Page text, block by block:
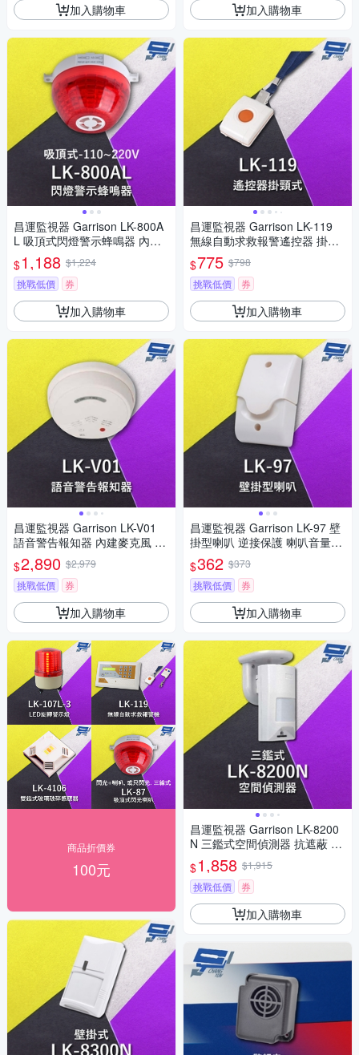
加入購物車
昌運監視器 Garrison LK-800A
L 吸頂式閃燈警示蜂鳴器 內建
蜂鳴器 360度可視角度 逆接保
護 110~220V
$1,188 $1,224
挑戰低價
券
加入購物車
昌運監視器 Garrison LK-V01
語音警告報知器 內建麥克風 放
大器 可錄音 4種警報音效
$2,890 $2,979
挑戰低價
券
加入購物車
商品折價券
100元
加入購物車
昌運監視器 Garrison LK-119
無線自動求救報警遙控器 掛頸
式
$775 $798
挑戰低價
券
加入購物車
昌運監視器 Garrison LK-97 壁
掛型喇叭 逆接保護 喇叭音量高
達110dB
$362 $373
挑戰低價
券
加入購物車
昌運監視器 Garrison LK-8200
N 三鑑式空間偵測器 抗遮蔽 偵
測距離15~18m
$1,858 $1,915
挑戰低價
券
加入購物車